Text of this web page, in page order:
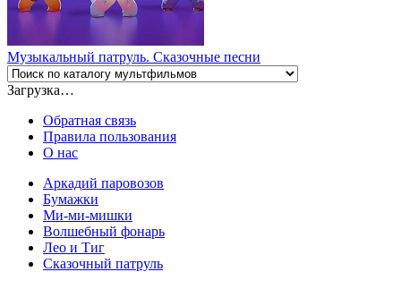
Музыкальный патруль. Сказочные песни
Загрузка…
Обратная связь
Правила пользования
О нас
Аркадий паровозов
Бумажки
Ми-ми-мишки
Волшебный фонарь
Лео и Тиг
Сказочный патруль